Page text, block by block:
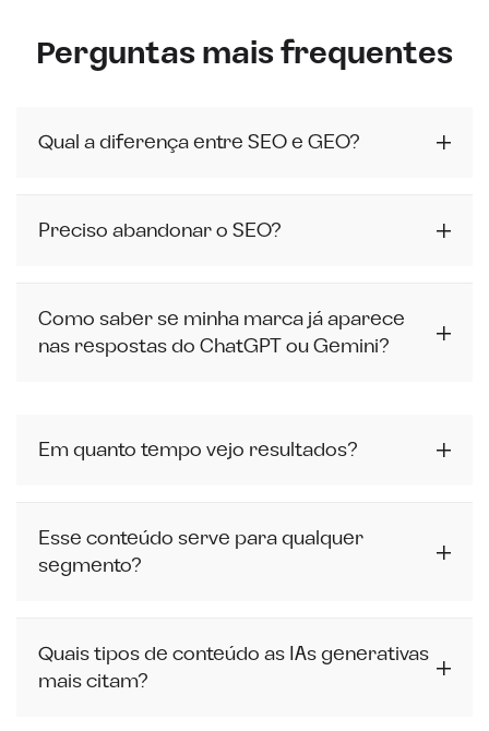
Perguntas mais frequentes
Qual a diferença entre SEO e GEO?
Preciso abandonar o SEO?
Como saber se minha marca já aparece
nas respostas do ChatGPT ou Gemini?
Em quanto tempo vejo resultados?
Esse conteúdo serve para qualquer
segmento?
Quais tipos de conteúdo as IAs generativas
mais citam?